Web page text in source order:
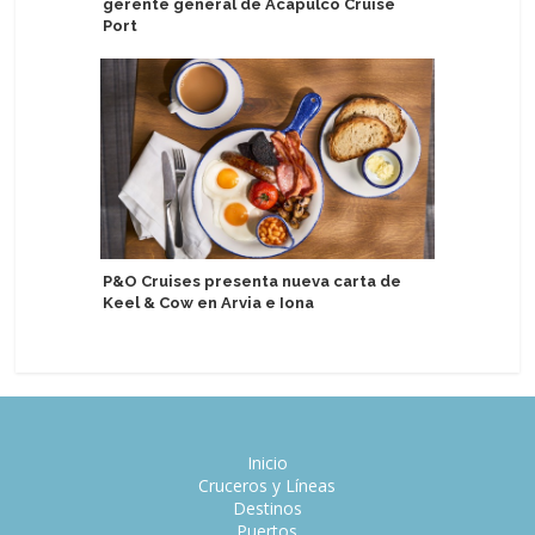
gerente general de Acapulco Cruise
Port
P&O Cruises presenta nueva carta de
Keel & Cow en Arvia e Iona
Inicio
Cruceros y Líneas
Destinos